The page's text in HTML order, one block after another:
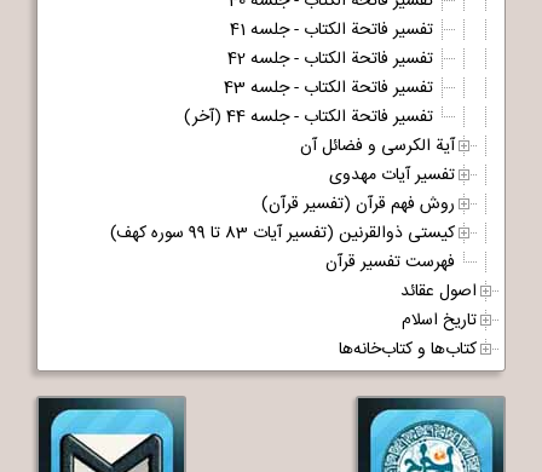
تفسیر فاتحة الکتاب - جلسه 41
تفسیر فاتحة الکتاب - جلسه 42
تفسیر فاتحة الکتاب - جلسه 43
تفسیر فاتحة الکتاب - جلسه 44 (آخر)
آیة الکرسی و فضائل آن
تفسیر آیات مهدوی
روش فهم قرآن (تفسیر قرآن)
کیستی ذوالقرنین (تفسیر آیات 83 تا 99 سوره کهف)
فهرست تفسیر قرآن
اصول عقائد
تاریخ اسلام
کتاب‌ها و کتاب‌خانه‌ها